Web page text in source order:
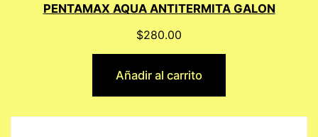
PENTAMAX AQUA ANTITERMITA GALON
$280.00
Añadir al carrito